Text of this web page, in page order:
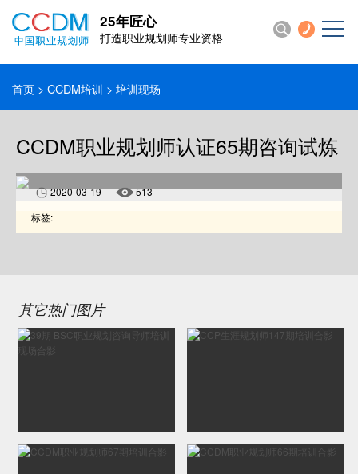
25年匠心
打造职业规划师专业资格
首页 >CCDM培训 > 培训现场
CCDM职业规划师认证65期咨询试炼
2020-03-19
513
标签:
其它热门图片